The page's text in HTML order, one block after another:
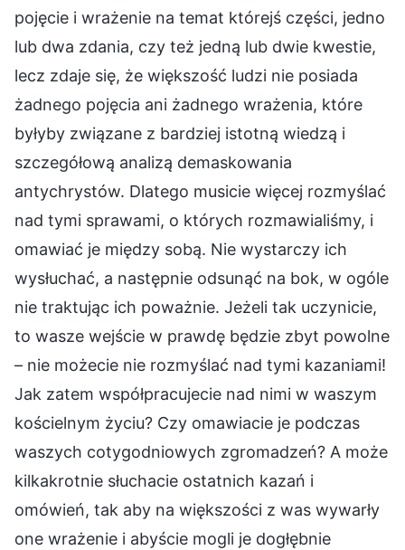
pojęcie i wrażenie na temat którejś części, jedno
lub dwa zdania, czy też jedną lub dwie kwestie,
lecz zdaje się, że większość ludzi nie posiada
żadnego pojęcia ani żadnego wrażenia, które
byłyby związane z bardziej istotną wiedzą i
szczegółową analizą demaskowania
antychrystów. Dlatego musicie więcej rozmyślać
nad tymi sprawami, o których rozmawialiśmy, i
omawiać je między sobą. Nie wystarczy ich
wysłuchać, a następnie odsunąć na bok, w ogóle
nie traktując ich poważnie. Jeżeli tak uczynicie,
to wasze wejście w prawdę będzie zbyt powolne
– nie możecie nie rozmyślać nad tymi kazaniami!
Jak zatem współpracujecie nad nimi w waszym
kościelnym życiu? Czy omawiacie je podczas
waszych cotygodniowych zgromadzeń? A może
kilkakrotnie słuchacie ostatnich kazań i
omówień, tak aby na większości z was wywarły
one wrażenie i abyście mogli je dogłębnie